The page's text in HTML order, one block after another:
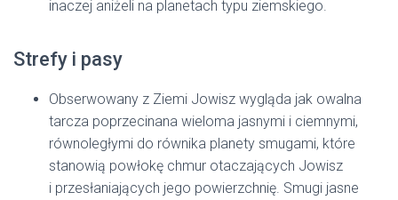
inaczej aniżeli na planetach typu ziemskiego.
Strefy i pasy
Obserwowany z Ziemi Jowisz wygląda jak owalna
tarcza poprzecinana wieloma jasnymi i ciemnymi,
równoległymi do równika planety smugami, które
stanowią powłokę chmur otaczających Jowisz
i przesłaniających jego powierzchnię. Smugi jasne